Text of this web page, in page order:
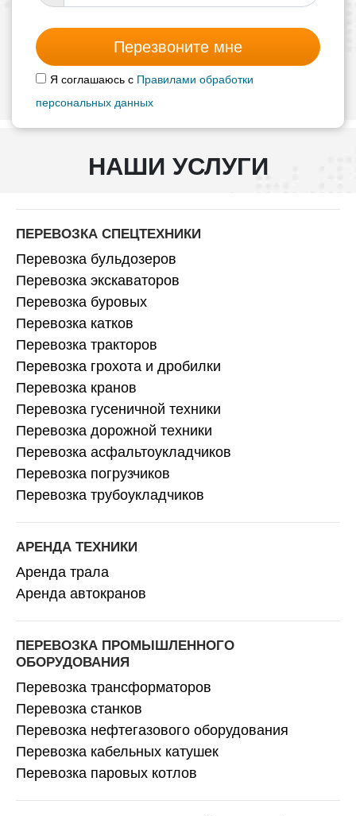
Перезвоните мне
Я соглашаюсь с Правилами обработки
персональных данных
НАШИ УСЛУГИ
ПЕРЕВОЗКА СПЕЦТЕХНИКИ
Перевозка бульдозеров
Перевозка экскаваторов
Перевозка буровых
Перевозка катков
Перевозка тракторов
Перевозка грохота и дробилки
Перевозка кранов
Перевозка гусеничной техники
Перевозка дорожной техники
Перевозка асфальтоукладчиков
Перевозка погрузчиков
Перевозка трубоукладчиков
АРЕНДА ТЕХНИКИ
Аренда трала
Аренда автокранов
ПЕРЕВОЗКА ПРОМЫШЛЕННОГО
ОБОРУДОВАНИЯ
Перевозка трансформаторов
Перевозка станков
Перевозка нефтегазового оборудования
Перевозка кабельных катушек
Перевозка паровых котлов